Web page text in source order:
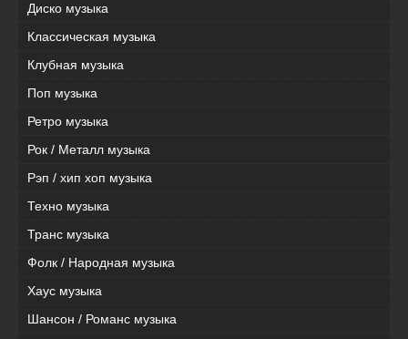
Диско музыка
Классическая музыка
Клубная музыка
Поп музыка
Ретро музыка
Рок / Металл музыка
Рэп / хип хоп музыка
Техно музыка
Транс музыка
Фолк / Народная музыка
Хаус музыка
Шансон / Романс музыка